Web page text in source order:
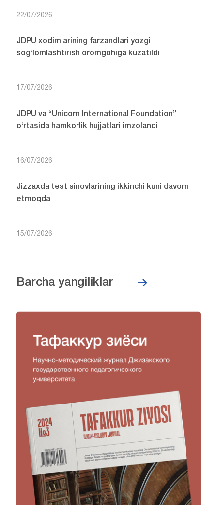
22/07/2026
JDPU xodimlarining farzandlari yozgi
sog‘lomlashtirish oromgohiga kuzatildi
17/07/2026
JDPU va “Unicorn International Foundation”
o‘rtasida hamkorlik hujjatlari imzolandi
16/07/2026
Jizzaxda test sinovlarining ikkinchi kuni davom
etmoqda
15/07/2026
Barcha yangiliklar